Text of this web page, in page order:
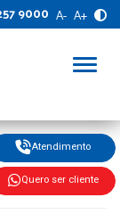
9000 A- A+
Atendimento
Quero ser cliente